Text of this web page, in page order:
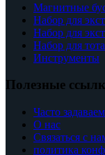
Магнитные
Набор для
Набор для
Набор для
Инструменты
Полезные
Часто
О нас
Связаться с
политика